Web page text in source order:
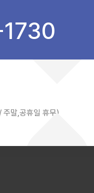
말,공휴일 휴무)